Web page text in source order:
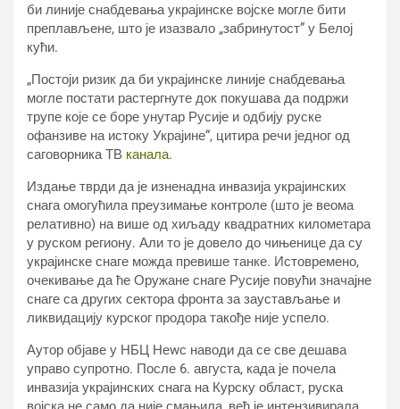
би линије снабдевања украјинске војске могле бити
преплављене, што је изазвало „забринутост” у Белој
кући.
„Постоји ризик да би украјинске линије снабдевања
могле постати растергнуте док покушава да подржи
трупе које се боре унутар Русије и одбију руске
офанзиве на истоку Украјине“, цитира речи једног од
саговорника ТВ канала.
Издање тврди да је изненадна инвазија украјинских
снага омогућила преузимање контроле (што је веома
релативно) на више од хиљаду квадратних километара
у руском региону. Али то је довело до чињенице да су
украјинске снаге можда превише танке. Истовремено,
очекивање да ће Оружане снаге Русије повући значајне
снаге са других сектора фронта за заустављање и
ликвидацију курског продора такође није успело.
Аутор објаве у НБЦ Неwс наводи да се све дешава
управо супротно. После 6. августа, када је почела
инвазија украјинских снага на Курску област, руска